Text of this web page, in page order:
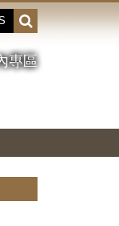
開
啟
或
收
專區
圖
結